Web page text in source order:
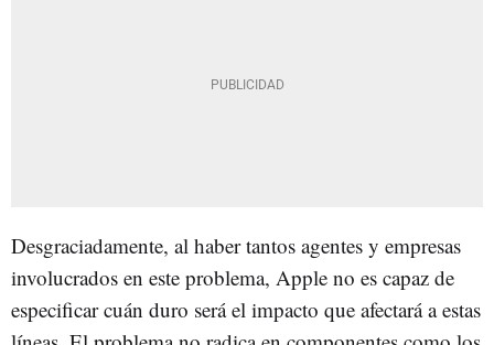
Desgraciadamente, al haber tantos agentes y empresas
involucrados en este problema, Apple no es capaz de
especificar cuán duro será el impacto que afectará a estas